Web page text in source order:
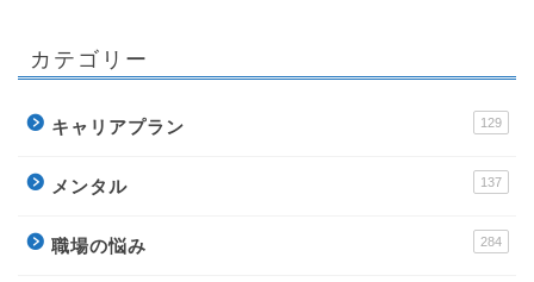
カテゴリー
キャリアプラン 129
メンタル 137
職場の悩み 284